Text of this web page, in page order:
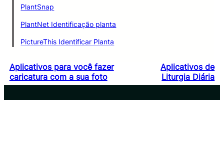
PlantSnap
PlantNet Identificação planta
PictureThis Identificar Planta
Aplicativos para você fazer
caricatura com a sua foto
Aplicativos de
Liturgia Diária